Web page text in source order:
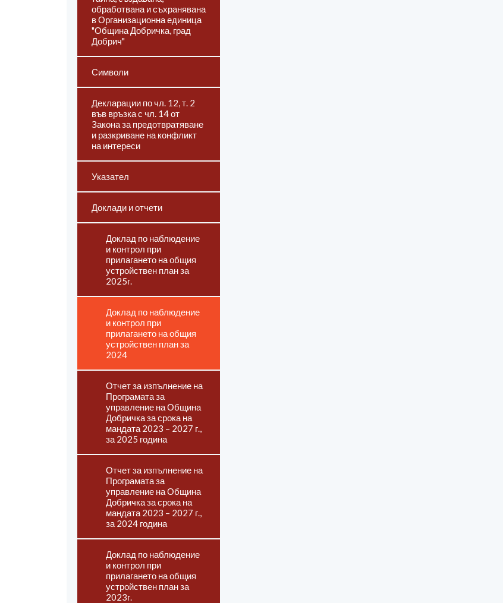
обработвана и съхранявана
в Организационна единица
"Община Добричка, град
Добрич"
Символи
Декларации по чл. 12, т. 2
във връзка с чл. 14 от
Закона за предотвратяване
и разкриване на конфликт
на интереси
Указател
Доклади и отчети
Доклад по наблюдение
и контрол при
прилагането на общия
устройствен план за
2025г.
Доклад по наблюдение
и контрол при
прилагането на общия
устройствен план за
2024
Отчет за изпълнение на
Програмата за
управление на Община
Добричка за срока на
мандата 2023 – 2027 г.,
за 2025 година
Отчет за изпълнение на
Програмата за
управление на Община
Добричка за срока на
мандата 2023 – 2027 г.,
за 2024 година
Доклад по наблюдение
и контрол при
прилагането на общия
устройствен план за
2023г.